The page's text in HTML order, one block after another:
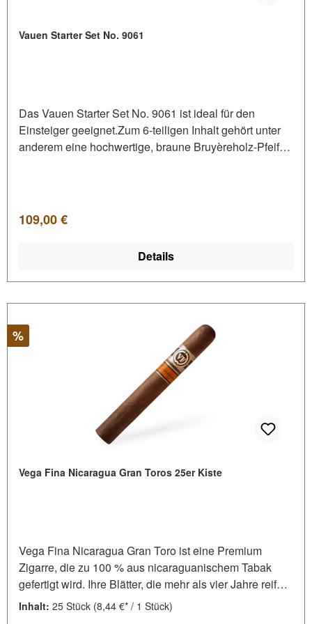
Vauen Starter Set No. 9061
Das Vauen Starter Set No. 9061 ist ideal für den
Einsteiger geeignet.Zum 6-teiligen Inhalt gehört unter
anderem eine hochwertige, braune Bruyèreholz-Pfeife
eine perfekte Geschenkidee für passionierte
Pfeifenraucher und diejenigen, die es werden wollen.
9mm Aktivkohlefilter 3 Pfeifenreiniger Zündhölzer
Regulärer Preis:
109,00 €
Details
Rabatt
%
Vega Fina Nicaragua Gran Toros 25er Kiste
Vega Fina Nicaragua Gran Toro ist eine Premium
Zigarre, die zu 100 % aus nicaraguanischem Tabak
gefertigt wird. Ihre Blätter, die mehr als vier Jahre reifen,
stammen aus zwei der besten Tabakanbauregionen
Nicaraguas: Jalapa und Estelí. Die Einlage enthält
Inhalt: 25 Stück (8,44 €* / 1 Stück)